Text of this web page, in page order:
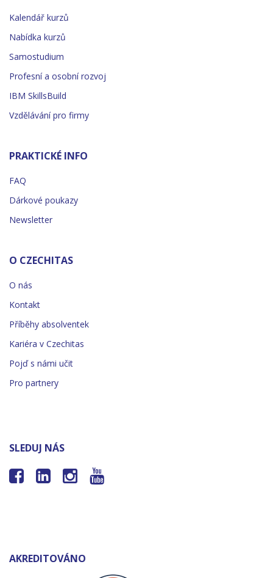
Kalendář kurzů
Nabídka kurzů
Samostudium
Profesní a osobní rozvoj
IBM SkillsBuild
Vzdělávání pro firmy
PRAKTICKÉ INFO
FAQ
Dárkové poukazy
Newsletter
O CZECHITAS
O nás
Kontakt
Příběhy absolventek
Kariéra v Czechitas
Pojď s námi učit
Pro partnery
SLEDUJ NÁS
   
AKREDITOVÁNO